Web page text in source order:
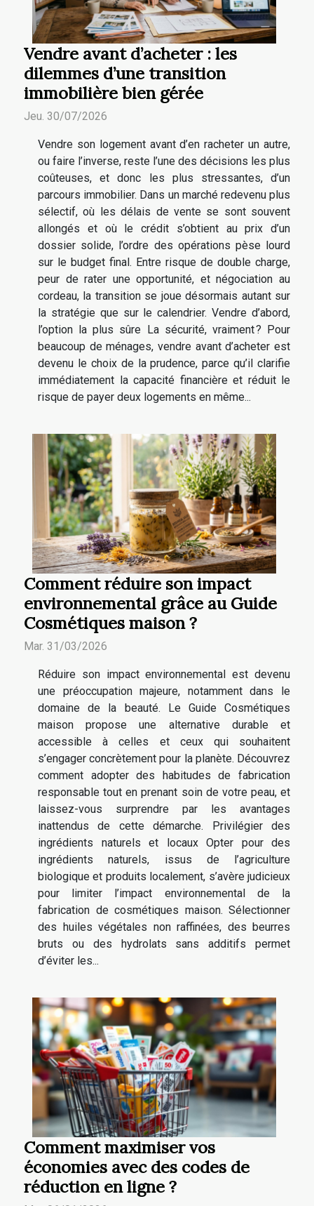
Vendre avant d’acheter : les
dilemmes d’une transition
immobilière bien gérée
Jeu. 30/07/2026
Vendre son logement avant d’en racheter un autre,
ou faire l’inverse, reste l’une des décisions les plus
coûteuses, et donc les plus stressantes, d’un
parcours immobilier. Dans un marché redevenu plus
sélectif, où les délais de vente se sont souvent
allongés et où le crédit s’obtient au prix d’un
dossier solide, l’ordre des opérations pèse lourd
sur le budget final. Entre risque de double charge,
peur de rater une opportunité, et négociation au
cordeau, la transition se joue désormais autant sur
la stratégie que sur le calendrier. Vendre d’abord,
l’option la plus sûre La sécurité, vraiment ? Pour
beaucoup de ménages, vendre avant d’acheter est
devenu le choix de la prudence, parce qu’il clarifie
immédiatement la capacité financière et réduit le
risque de payer deux logements en même...
Comment réduire son impact
environnemental grâce au Guide
Cosmétiques maison ?
Mar. 31/03/2026
Réduire son impact environnemental est devenu
une préoccupation majeure, notamment dans le
domaine de la beauté. Le Guide Cosmétiques
maison propose une alternative durable et
accessible à celles et ceux qui souhaitent
s’engager concrètement pour la planète. Découvrez
comment adopter des habitudes de fabrication
responsable tout en prenant soin de votre peau, et
laissez-vous surprendre par les avantages
inattendus de cette démarche. Privilégier des
ingrédients naturels et locaux Opter pour des
ingrédients naturels, issus de l’agriculture
biologique et produits localement, s’avère judicieux
pour limiter l’impact environnemental de la
fabrication de cosmétiques maison. Sélectionner
des huiles végétales non raffinées, des beurres
bruts ou des hydrolats sans additifs permet
d’éviter les...
Comment maximiser vos
économies avec des codes de
réduction en ligne ?